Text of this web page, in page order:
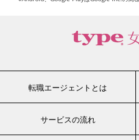
転職エージェントとは
サービスの流れ